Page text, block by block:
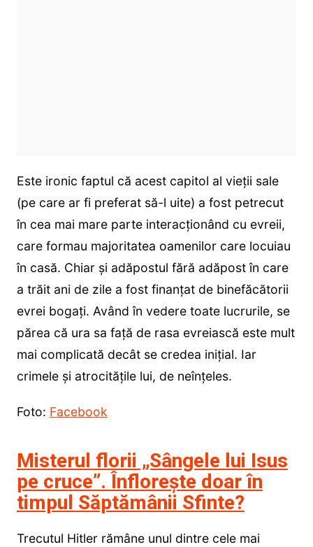
Este ironic faptul că acest capitol al vieții sale
(pe care ar fi preferat să-l uite) a fost petrecut
în cea mai mare parte interacționând cu evreii,
care formau majoritatea oamenilor care locuiau
în casă. Chiar și adăpostul fără adăpost în care
a trăit ani de zile a fost finanțat de binefăcătorii
evrei bogați. Având în vedere toate lucrurile, se
părea că ura sa față de rasa evreiască este mult
mai complicată decât se credea inițial. Iar
crimele și atrocitățile lui, de neînțeles.
Foto: Facebook
Misterul florii „Sângele lui Isus
pe cruce”. Înflorește doar în
timpul Săptămânii Sfinte?
Trecutul Hitler rămâne unul dintre cele mai